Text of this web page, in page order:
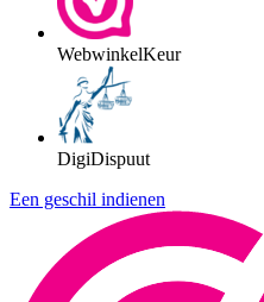
WebwinkelKeur
DigiDispuut
Een geschil indienen